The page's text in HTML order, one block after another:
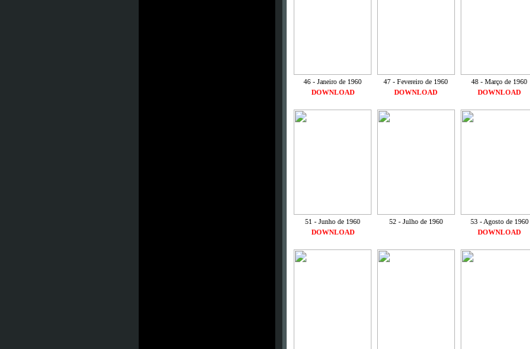
46 - Janeiro de 1960 47 - Fevereiro de 1960 48 - Março de 1960
DOWNLOAD
DOWNLOAD DOWNLOAD
51 - Junho de 1960 52 - Julho de 1960 53 - Agosto de 1960
DOWNLOAD
DOWNLOAD